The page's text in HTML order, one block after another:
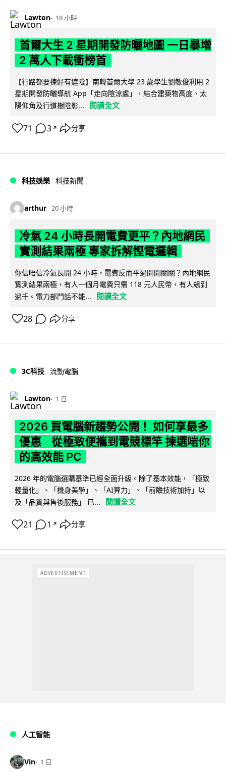
Lawton 18 小時
首爾大生 2 星期開發防曬地圖 一日暴增
2 萬人下載衝榜首
【行路都要揀好有遮陰】南韓首爾大學 23 歲學生劉敏俊利用 2
星期開發防曬導航 App「走向陰涼處」，結合建築物高度、太
陽仰角及行道樹陰影...
閱讀全文
71 3 ↗ 分享
科技娛樂 科技新聞
arthur 20 小時
冷氣 24 小時長開電費更平？內地網民
實測結果兩極 專家拆解慳電邏輯
你信唔信冷氣長開 24 小時，電費反而平過開開關關？內地網民
實測結果兩極，有人一個月電費只需 118 元人民幣，有人飆到
過千。電力部門話不能...
閱讀全文
28 分享
3C科技 流動電腦
Lawton 1 日
2026 買電腦新趨勢公開！ 如何享最多
優惠 從極致便攜到電競標竿 揀選啱你
的高效能 PC
2026 年的電腦選購基準已經全面升級。除了基本效能，「極致
輕量化」、「機身美學」、「AI算力」、「前瞻技術加持」以
及「品質與售後服務」 已...
閱讀全文
21 1 ↗ 分享
ADVERTISEMENT
人工智能
Vin 1 日